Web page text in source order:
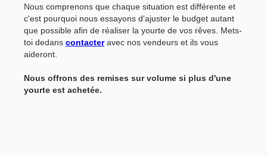
Nous comprenons que chaque situation est différente et
c'est pourquoi nous essayons d'ajuster le budget autant
que possible afin de réaliser la yourte de vos rêves. Mets-
toi dedans contacteravec nos vendeurs et ils vous
aideront.
Nous offrons des remises sur volume si plus d'une
yourte est achetée.